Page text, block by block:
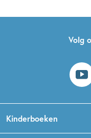
Volg
Kinderboeken